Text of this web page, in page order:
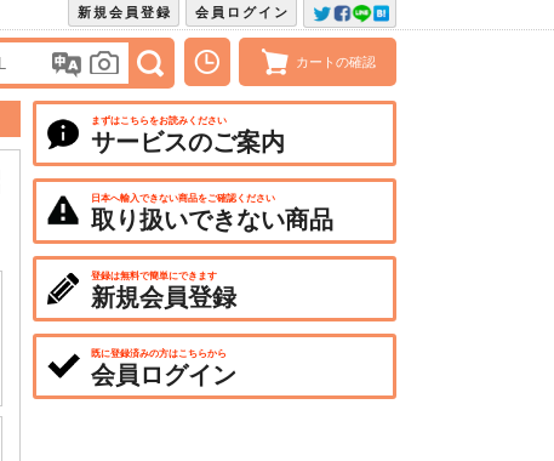
会員ログイン
新規会員登録
カートの確認
まずはこちらをお読みください
サービスのご案内
日本へ輸入できない商品をご確認ください
取り扱いできない商品
登録は無料で簡単にできます
新規会員登録
既に登録済みの方はこちらから
会員ログイン